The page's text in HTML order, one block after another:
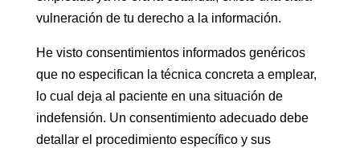
vulneración de tu derecho a la información.
He visto consentimientos informados genéricos
que no especifican la técnica concreta a emplear,
lo cual deja al paciente en una situación de
indefensión. Un consentimiento adecuado debe
detallar el procedimiento específico y sus